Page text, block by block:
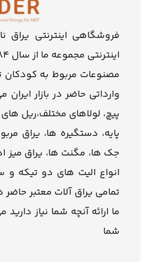
فروشگاهی اینترنتی یراق
مصنوعات مربوط به کودکان
وارداتی حاضر در بازار
پیچ، لولاهای مختلف،ریل
پایه، دستگیره ها، یراق
جک ها، مگنت ها، یراق میز
انواع الیت های دو تیکه و
تمامی یراق آلات معتبر حاضر
ما ارائه آنچه شما نیاز
شما